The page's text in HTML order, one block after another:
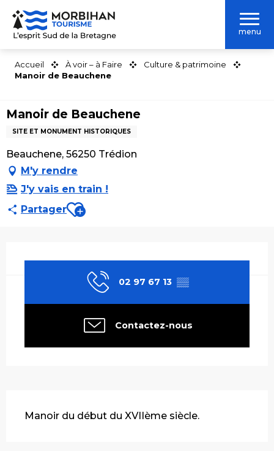
Aller
contenu
menu
Accueil À voir – à Faire
Culture & patrimoine
Manoir de Beauchene
Manoir de Beauchene
SITE ET MONUMENT HISTORIQUES
Beauchene, 56250 Trédion
M'y rendre
J'y vais en train !
PartagerAjouter aux favoris
02 97 67 13 ▒▒
Contactez-nous
Manoir du début du XVIIème siècle.